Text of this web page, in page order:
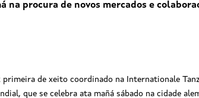
procura de novos mercados e
de xeito coordinado na Internationale
que se celebra ata mañá sábado na cidade